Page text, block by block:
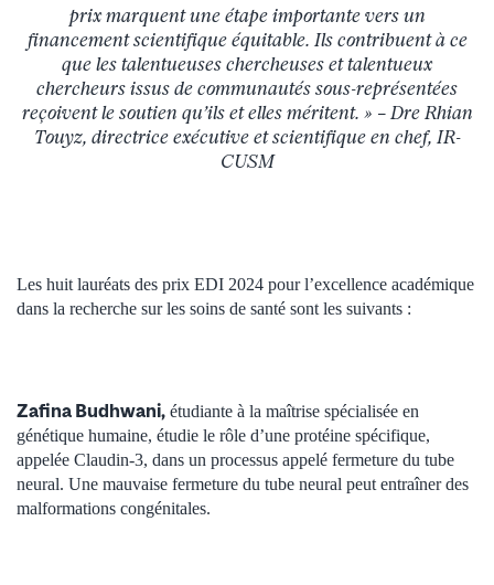
prix marquent une étape importante vers un
financement scientifique équitable. Ils contribuent à ce
que les talentueuses chercheuses et talentueux
chercheurs issus de communautés sous-représentées
reçoivent le soutien qu’ils et elles méritent. » – Dre Rhian
Touyz, directrice exécutive et scientifique en chef, IR-
CUSM
Les huit lauréats des prix EDI 2024 pour l’excellence académique
dans la recherche sur les soins de santé sont les suivants :
Zafina Budhwani, étudiante à la maîtrise spécialisée en
génétique humaine, étudie le rôle d’une protéine spécifique,
appelée Claudin-3, dans un processus appelé fermeture du tube
neural. Une mauvaise fermeture du tube neural peut entraîner des
malformations congénitales.